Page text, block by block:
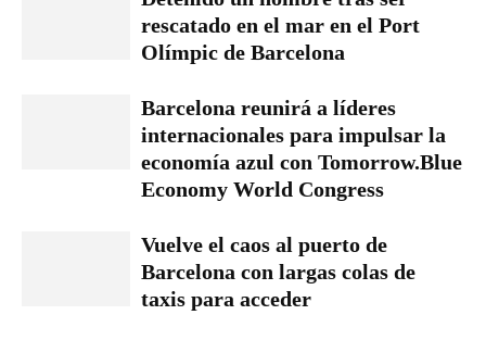
rescatado en el mar en el Port
Olímpic de Barcelona
Barcelona reunirá a líderes
internacionales para impulsar la
economía azul con Tomorrow.Blue
Economy World Congress
Vuelve el caos al puerto de
Barcelona con largas colas de
taxis para acceder